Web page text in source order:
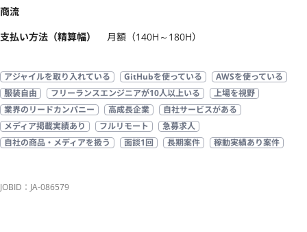
商流
支払い方法（精算幅）
月額（140H～180H）
アジャイルを取り入れている GitHubを使っている
AWSを使っている
服装自由
フリーランスエンジニアが10人以上いる
上場を視野
業界のリードカンパニー
高成長企業
自社サービスがある
メディア掲載実績あり
フルリモート
急募求人
自社の商品・メディアを扱う
面談1回 長期案件 稼動実績あり案件
JOBID：JA-086579